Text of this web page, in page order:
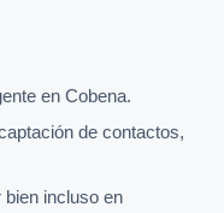
en Cobena.
de contactos,
incluso en